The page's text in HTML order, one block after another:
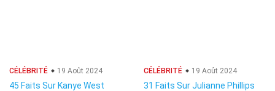
CÉLÉBRITÉ 19 Août 2024
45 Faits Sur Kanye West
CÉLÉBRITÉ 19 Août 2024
31 Faits Sur Julianne Phillips